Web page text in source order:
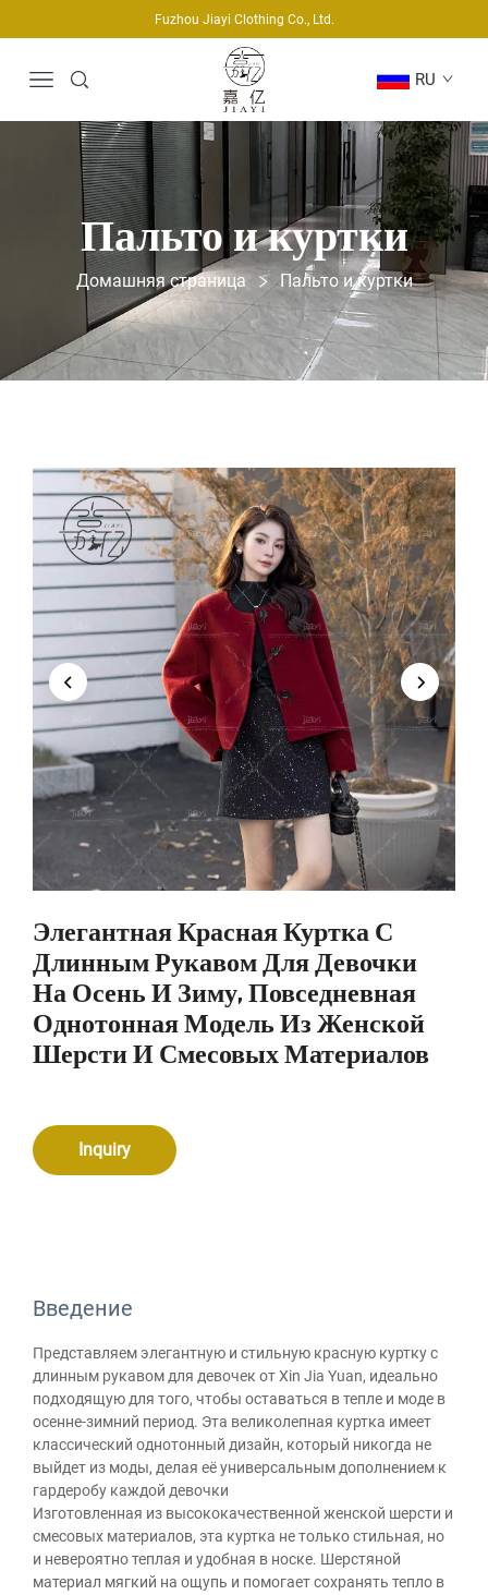
Fuzhou Jiayi Clothing Co., Ltd.
RU
Пальто и куртки
Домашняя страница Пальто и куртки
Элегантная Красная Куртка С
Длинным Рукавом Для Девочки
На Осень И Зиму, Повседневная
Однотонная Модель Из Женской
Шерсти И Смесовых Материалов
Inquiry
Введение
Представляем элегантную и стильную красную куртку с
длинным рукавом для девочек от Xin Jia Yuan, идеально
подходящую для того, чтобы оставаться в тепле и моде в
осенне-зимний период. Эта великолепная куртка имеет
классический однотонный дизайн, который никогда не
выйдет из моды, делая её универсальным дополнением к
гардеробу каждой девочки
Изготовленная из высококачественной женской шерсти и
смесовых материалов, эта куртка не только стильная, но
и невероятно теплая и удобная в носке. Шерстяной
материал мягкий на ощупь и помогает сохранять тепло в